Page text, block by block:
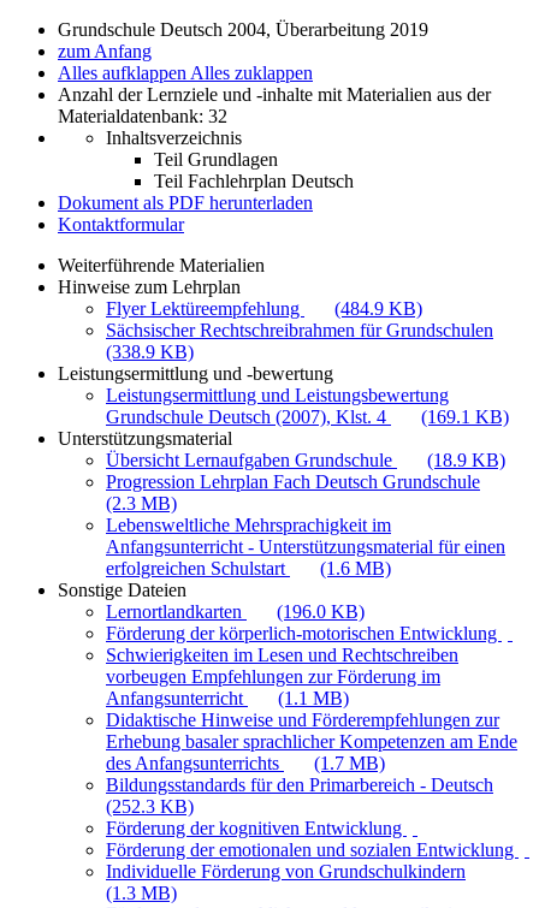
Grundschule Deutsch 2004, Überarbeitung 2019
zum Anfang
Alles aufklappen Alles zuklappen
Anzahl der Lernziele und -inhalte mit Materialien aus der
Materialdatenbank: 32
Inhaltsverzeichnis
Teil Grundlagen
Teil Fachlehrplan Deutsch
Dokument als PDF herunterladen
Kontaktformular
Weiterführende Materialien
Hinweise zum Lehrplan
Flyer Lektüreempfehlung
(484.9 KB)
Sächsischer Rechtschreibrahmen für Grundschulen
(338.9 KB)
Leistungsermittlung und -bewertung
Leistungsermittlung und Leistungsbewertung
Grundschule Deutsch (2007), Klst. 4
(169.1 KB)
Unterstützungsmaterial
Übersicht Lernaufgaben Grundschule
(18.9 KB)
Progression Lehrplan Fach Deutsch Grundschule
(2.3 MB)
Lebensweltliche Mehrsprachigkeit im
Anfangsunterricht - Unterstützungsmaterial für einen
erfolgreichen Schulstart
(1.6 MB)
Sonstige Dateien
Lernortlandkarten
(196.0 KB)
Förderung der körperlich-motorischen Entwicklung
Schwierigkeiten im Lesen und Rechtschreiben
vorbeugen Empfehlungen zur Förderung im
Anfangsunterricht
(1.1 MB)
Didaktische Hinweise und Förderempfehlungen zur
Erhebung basaler sprachlicher Kompetenzen am Ende
des Anfangsunterrichts
(1.7 MB)
Bildungsstandards für den Primarbereich - Deutsch
(252.3 KB)
Förderung der kognitiven Entwicklung
Förderung der emotionalen und sozialen Entwicklung
Individuelle Förderung von Grundschulkindern
(1.3 MB)